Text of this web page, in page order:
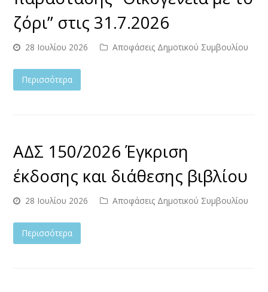
ζόρι” στις 31.7.2026
28 Ιουλίου 2026 Αποφάσεις Δημοτικού Συμβουλίου
Περισσότερα
ΑΔΣ 150/2026 Έγκριση
έκδοσης και διάθεσης βιβλίου
28 Ιουλίου 2026 Αποφάσεις Δημοτικού Συμβουλίου
Περισσότερα